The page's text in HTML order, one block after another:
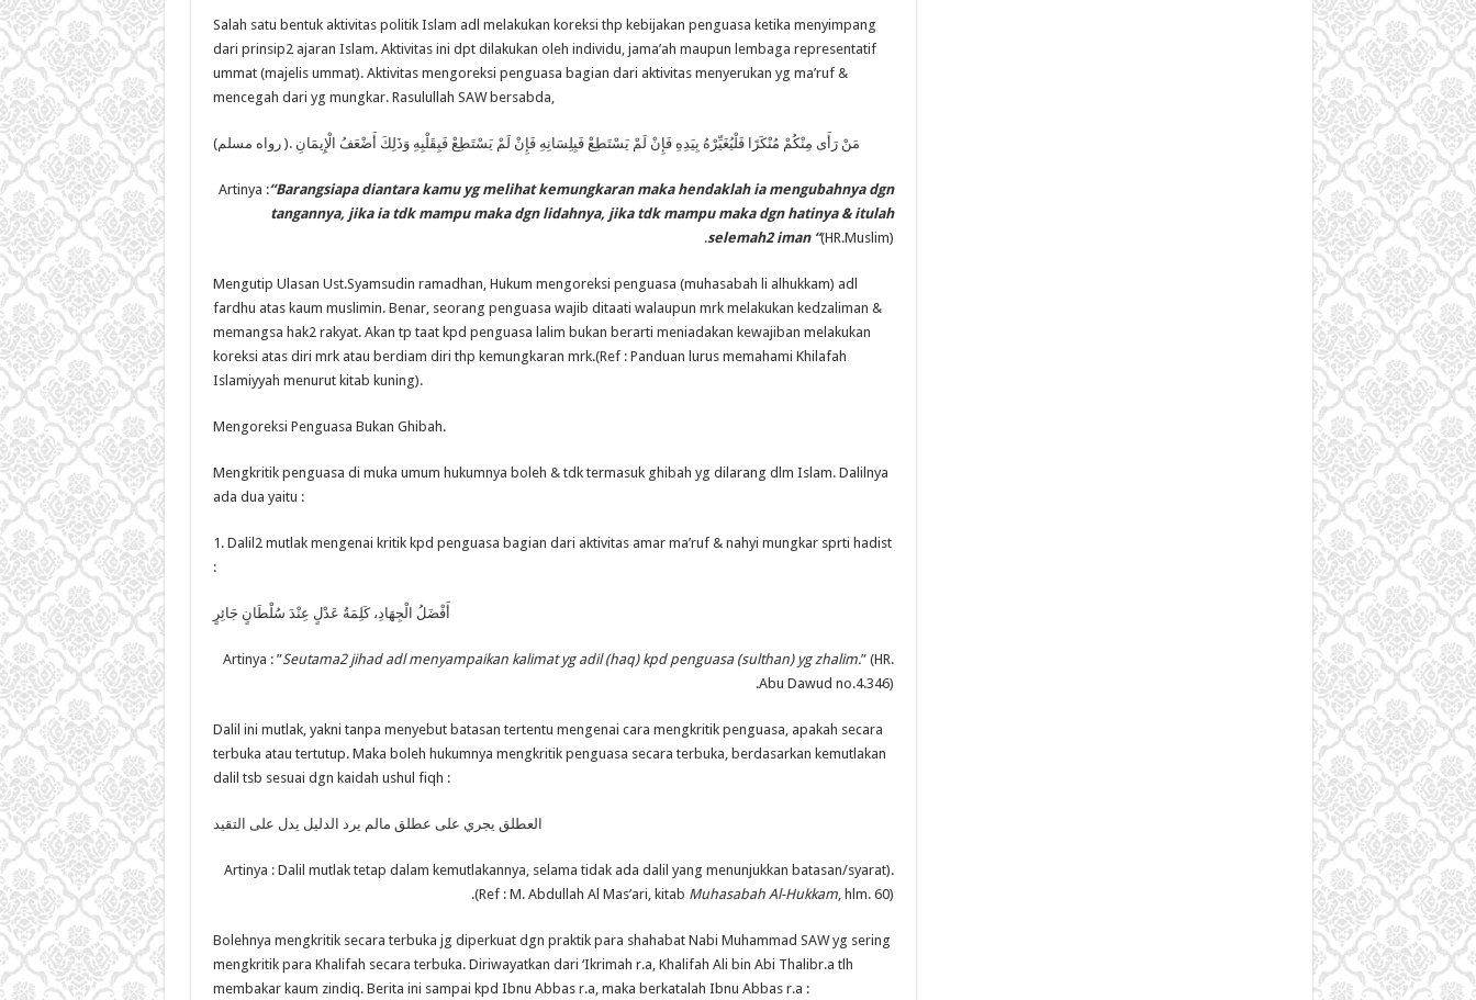
Salah satu bentuk aktivitas politik Islam adl melakukan koreksi thp kebijakan penguasa ketika menyimpang
dari prinsip2 ajaran Islam. Aktivitas ini dpt dilakukan oleh individu, jama’ah maupun lembaga representatif
ummat (majelis ummat). Aktivitas mengoreksi penguasa bagian dari aktivitas menyerukan yg ma’ruf &
mencegah dari yg mungkar. Rasulullah SAW bersabda,
مَنْ رَأَى مِنْكُمْ مُنْكَرًا فَلْيُغَيِّرْهُ بِيَدِهِ فَإِنْ لَمْ يَسْتَطِعْ فَبِلِسَانِهِ فَإِنْ لَمْ يَسْتَطِعْ فَبِقَلْبِهِ وَذَلِكَ أَضْعَفُ الْإِيمَانِ .( رواه مسلم)
Artinya :“Barangsiapa diantara kamu yg melihat kemungkaran maka hendaklah ia mengubahnya dgn
tangannya, jika ia tdk mampu maka dgn lidahnya, jika tdk mampu maka dgn hatinya & itulah
selemah2 iman “(HR.Muslim).
Mengutip Ulasan Ust.Syamsudin ramadhan, Hukum mengoreksi penguasa (muhasabah li alhukkam) adl
fardhu atas kaum muslimin. Benar, seorang penguasa wajib ditaati walaupun mrk melakukan kedzaliman &
memangsa hak2 rakyat. Akan tp taat kpd penguasa lalim bukan berarti meniadakan kewajiban melakukan
koreksi atas diri mrk atau berdiam diri thp kemungkaran mrk.(Ref : Panduan lurus memahami Khilafah
Islamiyyah menurut kitab kuning).
Mengoreksi Penguasa Bukan Ghibah.
Mengkritik penguasa di muka umum hukumnya boleh & tdk termasuk ghibah yg dilarang dlm Islam. Dalilnya
ada dua yaitu :
1. Dalil2 mutlak mengenai kritik kpd penguasa bagian dari aktivitas amar ma’ruf & nahyi mungkar sprti hadist
:
أَفْضَلُ الْجِهَادِ، كَلِمَةُ عَدْلٍ عِنْدَ سُلْطَانٍ جَائِرٍ
Artinya : ”Seutama2 jihad adl menyampaikan kalimat yg adil (haq) kpd penguasa (sulthan) yg zhalim.” (HR.
Abu Dawud no.4.346).
Dalil ini mutlak, yakni tanpa menyebut batasan tertentu mengenai cara mengkritik penguasa, apakah secara
terbuka atau tertutup. Maka boleh hukumnya mengkritik penguasa secara terbuka, berdasarkan kemutlakan
dalil tsb sesuai dgn kaidah ushul fiqh :
العطلق يجري على عطلق مالم يرد الدليل يدل على التقيد
Artinya : Dalil mutlak tetap dalam kemutlakannya, selama tidak ada dalil yang menunjukkan batasan/syarat).
(Ref : M. Abdullah Al Mas’ari, kitab Muhasabah Al-Hukkam, hlm. 60).
Bolehnya mengkritik secara terbuka jg diperkuat dgn praktik para shahabat Nabi Muhammad SAW yg sering
mengkritik para Khalifah secara terbuka. Diriwayatkan dari ‘Ikrimah r.a, Khalifah Ali bin Abi Thalibr.a tlh
membakar kaum zindiq. Berita ini sampai kpd Ibnu Abbas r.a, maka berkatalah Ibnu Abbas r.a :